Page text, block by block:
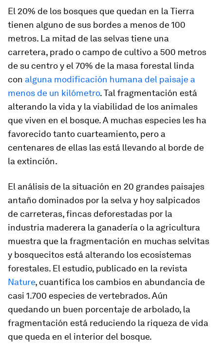
El 20% de los bosques que quedan en la Tierra
tienen alguno de sus bordes a menos de 100
metros. La mitad de las selvas tiene una
carretera, prado o campo de cultivo a 500 metros
de su centro y el 70% de la masa forestal linda
con alguna modificación humana del paisaje a
menos de un kilómetro. Tal fragmentación está
alterando la vida y la viabilidad de los animales
que viven en el bosque. A muchas especies les ha
favorecido tanto cuarteamiento, pero a
centenares de ellas las está llevando al borde de
la extinción.
El análisis de la situación en 20 grandes paisajes
antaño dominados por la selva y hoy salpicados
de carreteras, fincas deforestadas por la
industria maderera la ganadería o la agricultura
muestra que la fragmentación en muchas selvitas
y bosquecitos está alterando los ecosistemas
forestales. El estudio, publicado en la revista
Nature, cuantifica los cambios en abundancia de
casi 1.700 especies de vertebrados. Aún
quedando un buen porcentaje de arbolado, la
fragmentación está reduciendo la riqueza de vida
que queda en el interior del bosque.